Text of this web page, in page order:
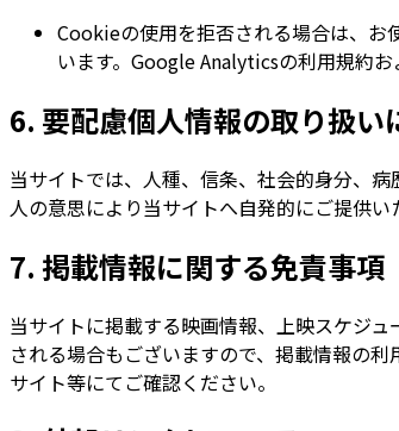
Cookieの使用を拒否される場合は、お
います。Google Analyticsの利用規約
6. 要配慮個人情報の取り扱い
当サイトでは、人種、信条、社会的身分、
人の意思により当サイトへ自発的にご提供
7. 掲載情報に関する免責事項
当サイトに掲載する映画情報、上映スケジ
される場合もございますので、掲載情報の
サイト等にてご確認ください。